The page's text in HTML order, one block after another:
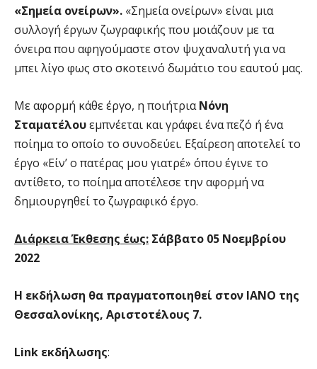
«Σημεία ονείρων». «Σημεία ονείρων» είναι μια
συλλογή έργων ζωγραφικής που μοιάζουν με τα
όνειρα που αφηγούμαστε στον ψυχαναλυτή για να
μπει λίγο φως στο σκοτεινό δωμάτιο του εαυτού μας.
Με αφορμή κάθε έργο, η ποιήτριαΝόνη
Σταματέλουεμπνέεται και γράφει ένα πεζό ή ένα
ποίημα το οποίο το συνοδεύει. Εξαίρεση αποτελεί το
έργο «Είν’ ο πατέρας μου γιατρέ» όπου έγινε το
αντίθετο, το ποίημα αποτέλεσε την αφορμή να
δημιουργηθεί το ζωγραφικό έργο.
Διάρκεια Έκθεσης έως: Σάββατο 05 Νοεμβρίου
2022
Η εκδήλωση θα πραγματοποιηθεί στον ΙΑΝΟ της
Θεσσαλονίκης, Αριστοτέλους 7.
Link εκδήλωσης: